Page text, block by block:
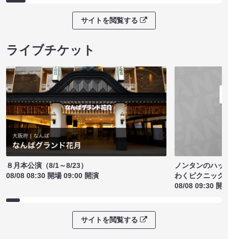
サイトを閲覧する
ライブチケット
８月本公演（8/1～8/23）
08/08 08:30 開場 09:00 開演
ノンタンのハッ
わくピクニック
08/08 09:30 開
サイトを閲覧する